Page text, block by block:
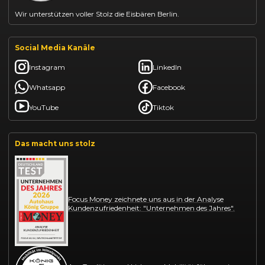
Wir unterstützen voller Stolz die Eisbären Berlin.
Social Media Kanäle
Instagram LinkedIn
Whatsapp Facebook
YouTube Tiktok
Das macht uns stolz
Focus Money zeichnete uns aus in der Analyse
Kundenzufriedenheit: "Unternehmen des Jahres".